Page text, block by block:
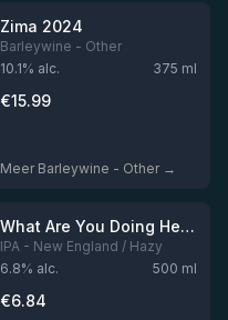
Zima 2024
Barleywine - Other
10.1% alc. 375 ml
€15.99
Meer Barleywine - Other →
Niet op voorraad
★4.03
What Are You Doing Here?
IPA - New England / Hazy
6.8% alc. 500 ml
€6.84